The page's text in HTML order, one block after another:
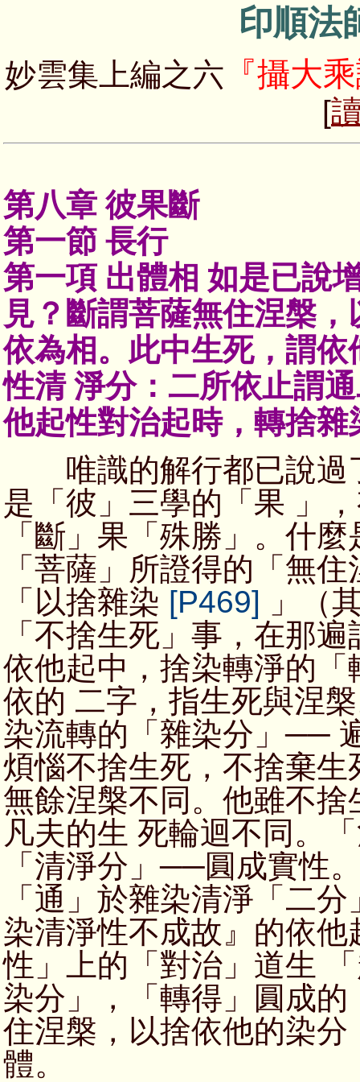
印順法
妙雲集上編之六 『攝大
[
第八章 彼果斷
第一節 長行
第一項 出體相 如是已說
見？斷謂菩薩無住涅槃
依為相。此中生死，謂
性清 淨分：二所依止謂
他起性對治起時，轉捨
唯識的解行都已說過
是「彼」三學的「果 」
「斷」果「殊勝」。什
「菩薩」所證得的「無
「以捨雜染 [P469] 」（
「不捨生死」事，在那
依他起中，捨染轉淨的
依的 二字，指生死與涅
染流轉的「雜染分」──
煩惱不捨生死，不捨棄
無餘涅槃不同。他雖不
凡夫的生 死輪迴不同。
「清淨分」──圓成實性
「通」於雜染清淨「二
染清淨性不成故』的依
性」上的「對治」道生
染分」，「轉得」圓成
住涅槃，以捨依他的染
體。